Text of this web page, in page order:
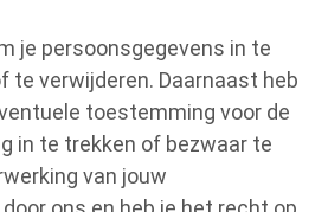
je persoonsgegevens in te
te verwijderen. Daarnaast heb
toestemming voor de
in te trekken of bezwaar te
van jouw